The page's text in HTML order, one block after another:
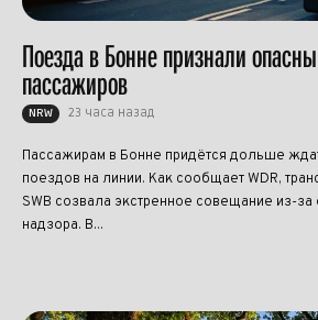
Поезда в Бонне признали
пассажиров
NRW 23 часа назад
Пассажирам в Бонне придётся дольше
поездов на линии. Как сообщает WDR,
SWB созвала экстренное совещание из-за
надзора. В...